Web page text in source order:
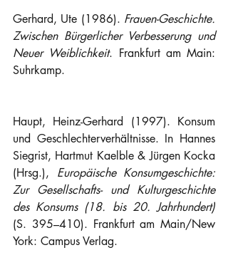
Gerhard, Ute (1986). Frauen-Geschichte.
Zwischen Bürgerlicher Verbesserung und
Neuer Weiblichkeit. Frankfurt am Main:
Suhrkamp.
Haupt, Heinz-Gerhard (1997). Konsum
und Geschlechterverhältnisse. In Hannes
Siegrist, Hartmut Kaelble & Jürgen Kocka
(Hrsg.), Europäische Konsumgeschichte:
Zur Gesellschafts- und Kulturgeschichte
(S. 395–410). Frankfurt am Main/New
York: Campus Verlag.